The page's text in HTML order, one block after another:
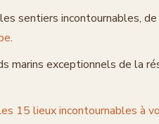
sentiers incontournables,
.
marins exceptionnels de la
15 lieux incontournables à